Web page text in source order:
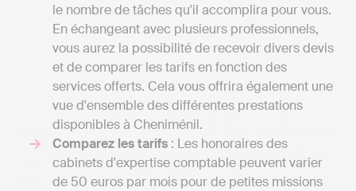
le nombre de tâches qu'il accomplira pour vous.
En échangeant avec plusieurs professionnels,
vous aurez la possibilité de recevoir divers devis
et de comparer les tarifs en fonction des
services offerts. Cela vous offrira également une
vue d'ensemble des différentes prestations
disponibles à Cheniménil.
Comparez les tarifs : Les honoraires des
cabinets d'expertise comptable peuvent varier
de 50 euros par mois pour de petites missions